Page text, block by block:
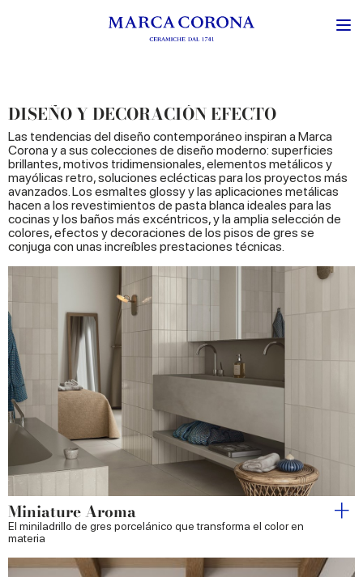
DISEÑO Y DECORACIÓN EFECTO
Las tendencias del diseño contemporáneo inspiran a Marca
Corona y a sus colecciones de diseño moderno: superficies
brillantes, motivos tridimensionales, elementos metálicos y
mayólicas retro, soluciones eclécticas para los proyectos más
avanzados. Los esmaltes glossy y las aplicaciones metálicas
hacen a los revestimientos de pasta blanca ideales para las
cocinas y los baños más excéntricos, y la amplia selección de
colores, efectos y decoraciones de los pisos de gres se
conjuga con unas increíbles prestaciones técnicas.
Miniature Aroma
El miniladrillo de gres porcelánico que transforma el color en
materia